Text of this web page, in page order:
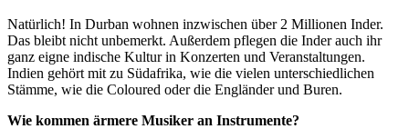
Natürlich! In Durban wohnen inzwischen über 2 Millionen Inder.
Das bleibt nicht unbemerkt. Außerdem pflegen die Inder auch ihr
ganz eigne indische Kultur in Konzerten und Veranstaltungen.
Indien gehört mit zu Südafrika, wie die vielen unterschiedlichen
Stämme, wie die Coloured oder die Engländer und Buren.
Wie kommen ärmere Musiker an Instrumente?